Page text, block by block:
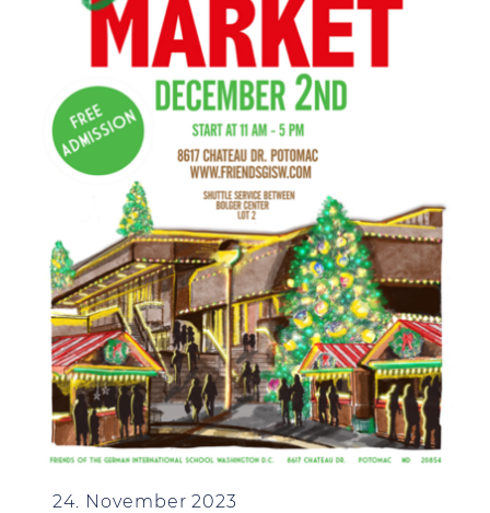
24. November 2023